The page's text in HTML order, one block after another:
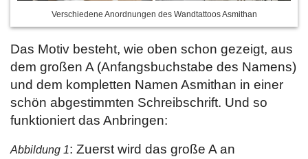
Verschiedene Anordnungen des Wandtattoos Asmithan
Das Motiv besteht, wie oben schon gezeigt, aus
dem großen A (Anfangsbuchstabe des Namens)
und dem kompletten Namen Asmithan in einer
schön abgestimmten Schreibschrift. Und so
funktioniert das Anbringen:
Abbildung 1: Zuerst wird das große A an